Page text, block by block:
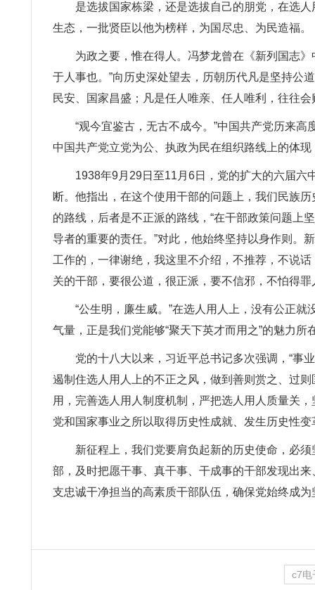
是选拔国家栋梁，还是选拔自己的朋党，在选
生态，一批贤臣以他为榜样，为国尽忠、为民造福。
为政之要，惟在得人。冯梦龙曾在《新列国志
于人事也。”向历史深处望去，历朝历代凡是坚持公
民安、国家昌盛；凡是任人唯亲、任人唯利，往往
“观今宜鉴古，无古不成今。”中国共产党历来
中国共产党立党为公、执政为民在组织路线上的体
1938年9月29日至11月6日，党的扩大的六届六
断。他指出，在这个使用干部的问题上，我们民族
的路线，后者是不正派的路线，“在干部政策问题上
导者的重要的责任。”对此，他始终坚持以身作则。
工作的，一律谢绝，我这里不介绍，不推荐，不说
关的干部，要很公道，很正派，要不信邪，不怕得罪
“公生明，廉生威。”在选人用人上，没有公正就
气量，正是我们党能够“聚天下英才而用之”的魅力所
党的十八大以来，习近平总书记多次强调，“事
遏制住选人用人上的不正之风，做到善则赏之、过
用，完善选人用人制度机制，严把选人用人质量关
党和国家事业之所以取得历史性成就、发生历史性
新征程上，我们党要肩负起新的历史使命，必
部，及时把愿干事、真干事、干成事的干部发现出
支忠诚干净担当的高素质干部队伍，确保党始终成
c7电